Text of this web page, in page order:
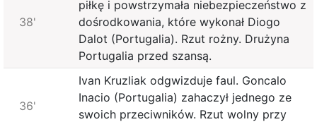
38'
piłkę i powstrzymała niebezpieczeństwo z
dośrodkowania, które wykonał Diogo
Dalot (Portugalia). Rzut rożny. Drużyna
Portugalia przed szansą.
36'
Ivan Kruzliak odgwizduje faul. Goncalo
Inacio (Portugalia) zahaczył jednego ze
swoich przeciwników. Rzut wolny przy